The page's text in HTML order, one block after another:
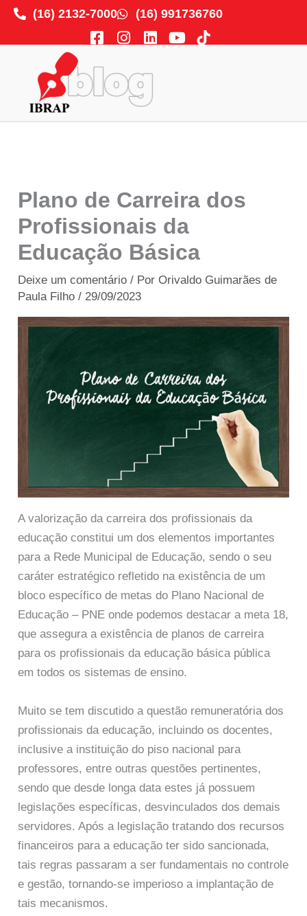
o
(16) 2132-7000 (16) 991736760
F
c
b
q
u
a
r
e
I
t
a
L
e
Y
Plano de Carreira dos
Profissionais da
Educação Básica
Deixe um comentário / PorOrivaldo Guimarães de
Paula Filho/ 29/09/2023
A valorização da carreira dos profissionais da
educação constitui um dos elementos importantes
para a Rede Municipal de Educação, sendo o seu
caráter estratégico refletido na existência de um
bloco específico de metas do Plano Nacional de
Educação – PNE onde podemos destacar a meta 18,
que assegura a existência de planos de carreira
para os profissionais da educação básica pública
em todos os sistemas de ensino.
Muito se tem discutido a questão remuneratória dos
profissionais da educação, incluindo os docentes,
inclusive a instituição do piso nacional para
professores, entre outras questões pertinentes,
sendo que desde longa data estes já possuem
legislações específicas, desvinculados dos demais
servidores. Após a legislação tratando dos recursos
financeiros para a educação ter sido sancionada,
tais regras passaram a ser fundamentais no controle
e gestão, tornando-se imperioso a implantação de
tais mecanismos.